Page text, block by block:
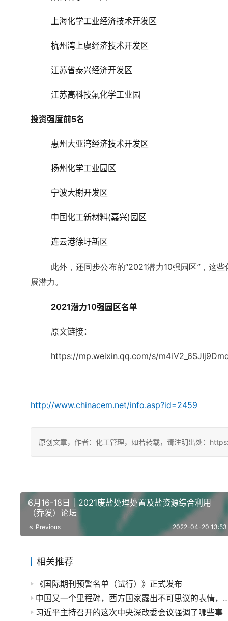
上海化学工业经济技术开发区
杭州湾上虞经济技术开发区
江苏省泰兴经济开发区
江苏高科技氟化学工业园
投资强度前5名
惠州大亚湾经济技术开发区
扬州化学工业园区
宁波大榭开发区
中国化工新材料(嘉兴)园区
连云港徐圩新区
此外，还同步公布的“2021潜力10强园区”，这
展潜力。
2021潜力10强园区名单
原文链接：
https://mp.weixin.qq.com/s/
http://www.chinacem.net/info.asp?id=2459
原创文章，作者：化工管理，如若转载，请注明出处：
6月16-18日｜2021废盐处理处置及盐资源综合利用
（乔发）论坛
Previous 2022-04-20 13:53
相关推荐
《国际期刊预警名单（试行）》正式发布
中国又一个里程碑，西方国家露
习近平主持召开的这次中央深改委会议强调了哪些事